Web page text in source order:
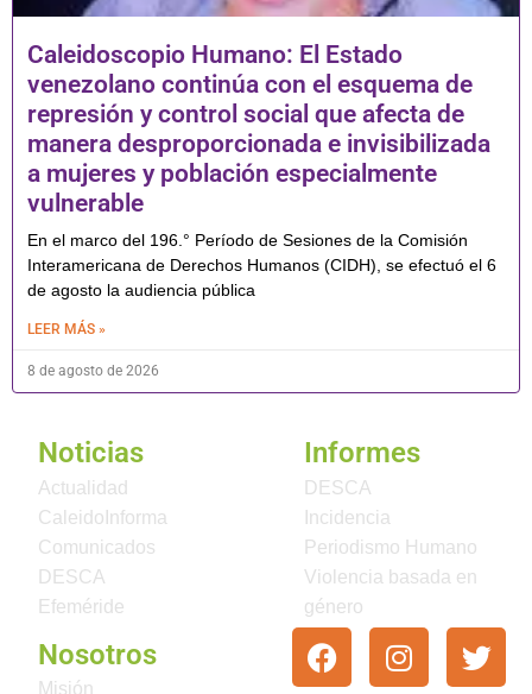
Caleidoscopio Humano: El Estado
venezolano continúa con el esquema de
represión y control social que afecta de
manera desproporcionada e invisibilizada
a mujeres y población especialmente
vulnerable
En el marco del 196.° Período de Sesiones de la Comisión
Interamericana de Derechos Humanos (CIDH), se efectuó el 6
de agosto la audiencia pública
LEER MÁS »
8 de agosto de 2026
Noticias
Actualidad
CaleidoInforma
Comunicados
DESCA
Efeméride
Informes
DESCA
Incidencia
Periodismo Humano
Violencia basada en
género
Nosotros
Misión